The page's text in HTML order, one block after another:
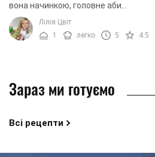
вона начинкою, головне аби
побільше. В такому випадку, що може
бути краще, ніж приготувати її
самостійно з ...
Лілія Цвіт
1
легко 5 4.5
Зараз ми готуємо
Всі рецепти